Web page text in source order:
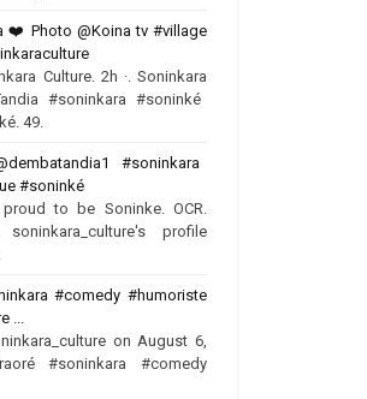
❤️ Photo @Koina tv #village
Culture. 2h ·. Soninkara
#soninkara #soninké
49.
#soninkara
#soninké
to be Soninke. OCR.
profile
#comedy #humoriste
on August 6,
#soninkara #comedy